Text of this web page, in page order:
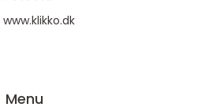
www.klikko.dk
Menu